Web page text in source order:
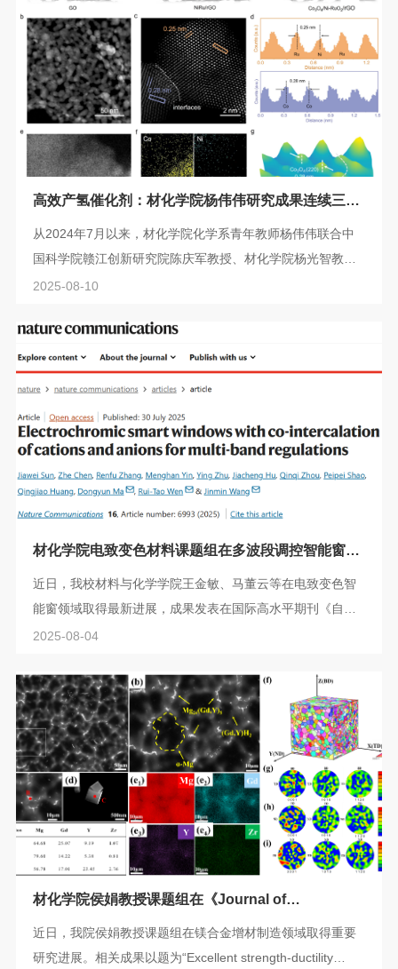
(Advanced Functional Materials)上。我院2023级硕士研究
生顾中燕为第一作者，李翔教授与同济大学陆伟教授、博士
后潘飞为共同通讯作者，上海理工大学为第一单...
高效产氢催化剂：材化学院杨伟伟研究成果连续三篇
发表在《德国应用化学》
从2024年7月以来，材化学院化学系青年教师杨伟伟联合中
国科学院赣江创新研究院陈庆军教授、材化学院杨光智教
授、新加坡国立大学赵明助理教授和阿德莱德大学林靖恺博
连续取得3项研究成果。 2024年全球平均二氧化碳（CO2）
排放量创历史新高，较上年增长0.9%，总计36.3亿吨，不利
于全球“双碳”目标的早日实现。氢气（H2）的燃烧产物只有
2025-08-10
材化学院电致变色材料课题组在多波段调控智能窗领
域取得重要研究进展
近日，我校材料与化学学院王金敏、马董云等在电致变色智
能窗领域取得最新进展，成果发表在国际高水平期刊《自然∙
通讯》(Nature Communications)上。为了满足居住的舒适
能耗占到能耗总量的大约40%。窗户作为能源利用效率最低
的部件之一，其节能化改造是建筑节能中的研究热点。电致
变色智能窗能够在几伏的小电压下变色，从而可以动态调控
太阳光和热的传输，是一项关键的节能减...
2025-08-04
材化学院侯娟教授课题组在《Journal of
Magnesium and Alloys》上发表镁合金领域重要研
究成果
近日，我院侯娟教授课题组在镁合金增材制造领域取得重要
研究进展。相关成果以题为“Excellent strength-ductility